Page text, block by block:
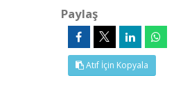
Paylaş
Atıf İçin Kopyala